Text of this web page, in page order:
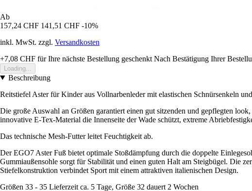
Ab
157,24 CHF 141,51 CHF -10%
inkl. MwSt. zzgl. Versandkosten
+7,08 CHF für Ihre nächste Bestellung geschenkt Nach Bestätigung Ihrer
Loading...
Beschreibung
Reitstiefel Aster für Kinder aus Vollnarbenleder mit elastischen Schnürsenkeln
Die große Auswahl an Größen garantiert einen gut sitzenden und gepflegten
innovative E-Tex-Material die Innenseite der Wade schützt, extreme
Das technische Mesh-Futter leitet Feuchtigkeit ab.
Der EGO7 Aster Fuß bietet optimale Stoßdämpfung durch die doppelte
Gummiaußensohle sorgt für Stabilität und einen guten Halt am Steigbügel. Die
Stiefelkonstruktion verbindet Sport mit einem attraktiven italienischen Design.
Größen 33 - 35 Lieferzeit ca. 5 Tage, Größe 32 dauert 2 Wochen